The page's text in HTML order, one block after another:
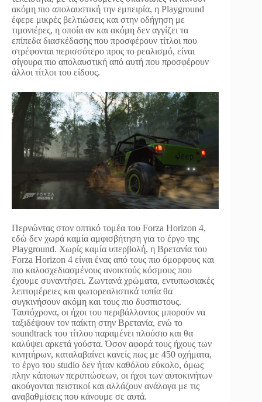
ακόμη πιο απολαυστική την εμπειρία, η Playground
έφερε μικρές βελτιώσεις και στην οδήγηση με
τιμονιέρες, η οποία αν και ακόμη δεν αγγίζει τα
επίπεδα διασκέδασης που προσφέρουν τίτλοι που
στρέφονται περισσότερο προς το ρεαλισμό, είναι
σίγουρα πιο απολαυστική από αυτή που προσφέρουν
άλλοι τίτλοι του είδους.
Περνώντας στον οπτικό τομέα του Forza Horizon 4,
εδώ δεν χωρά καμία αμφισβήτηση για το έργο της
Playground. Χωρίς καμία υπερβολή, η Βρετανία του
Forza Horizon 4 είναι ένας από τους πιο όμορφους και
πιο καλοσχεδιασμένους ανοικτούς κόσμους που
έχουμε συναντήσει. Ζωντανά χρώματα, εντυπωσιακές
λεπτομέρειες και φωτορεαλιστικά τοπία θα
συγκινήσουν ακόμη και τους πιο δυσπιστους.
Ταυτόχρονα, οι ήχοι του περιβάλλοντος μπορούν να
ταξιδέψουν τον παίκτη στην Βρετανία, ενώ το
soundtrack του τίτλου παραμένει πλούσιο και θα
καλύψει αρκετά γούστα. Όσον αφορά τους ήχους των
κινητήρων, καταλαβαίνει κανείς πως με 450 οχήματα,
το έργο του studio δεν ήταν καθόλου εύκολο, όμως
πλην κάποιων περιπτώσεων, οι ήχοι των αυτοκινήτων
ακούγονται πειστικοί και αλλάζουν ανάλογα με τις
αναβαθμίσεις που κάνουμε σε αυτά.